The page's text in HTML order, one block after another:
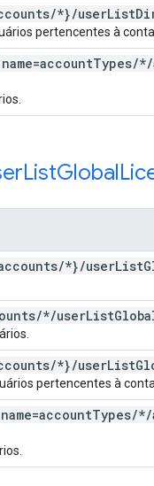
/*}/userList
pertencentes à
name=accountTypes/*/
ListGlobal
/*}/userList
/*/userList
/*}/userList
pertencentes à
name=accountTypes/*/